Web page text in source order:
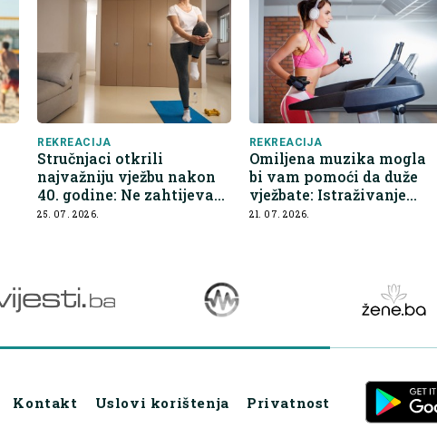
REKREACIJA
Stručnjaci otkrili
najvažniju vježbu nakon
40. godine: Ne zahtijeva
nikakvu opremu
25. 07. 2026.
REKREACIJA
Omiljena muzika mogla
bi vam pomoći da duže
vježbate: Istraživanje
otkriva zanimljive
21. 07. 2026.
Kontakt Uslovi korištenja Privatnost